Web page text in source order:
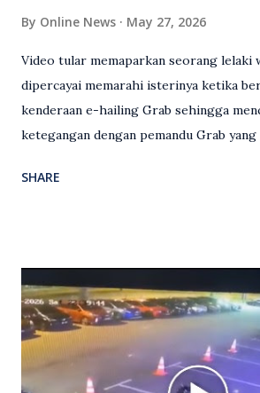
By Online News May 27, 2026
Video tular memaparkan seorang lelaki
dipercayai memarahi isterinya ketika
kenderaan e-hailing Grab sehingga
ketegangan dengan pemandu Grab
antara seorang lelaki warga asing
Grab bertindak mempertahankan wanita
berlaku pertikaman lidah antara kedua-
berkenaan kini tular di media sosial dan
reaksi orang ramai. Antara komen
media sosial mengenai insiden tersebut
SHARE